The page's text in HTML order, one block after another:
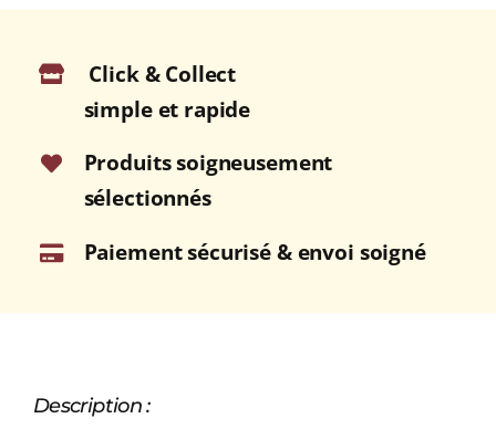
Click & Collect
simple et rapide
Produits soigneusement
sélectionnés
Paiement sécurisé & envoi soigné
Description :